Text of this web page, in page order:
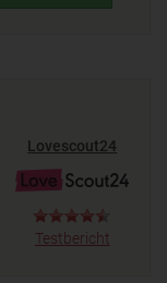
Lovescout24
Testbericht